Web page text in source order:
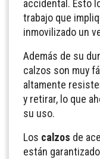
accidental. Esto
trabajo que
inmovilizado un
Además de su
calzos son muy
altamente
y retirar, lo que
su uso.
Los calzos de
están